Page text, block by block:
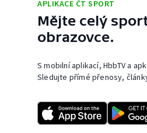
APLIKACE ČT SPORT
Mějte celý
obrazovce.
S mobilní aplikací, HbbTV a
Sledujte přímé přenosy,